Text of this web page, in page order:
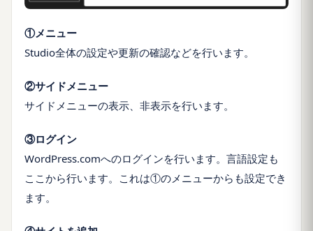
①メニュー
Studio全体の設定や更新の確認などを行います。
②サイドメニュー
サイドメニューの表示、非表示を行います。
③ログイン
WordPress.comへのログインを行います。言語設定も
ここから行います。これは①のメニューからも設定でき
ます。